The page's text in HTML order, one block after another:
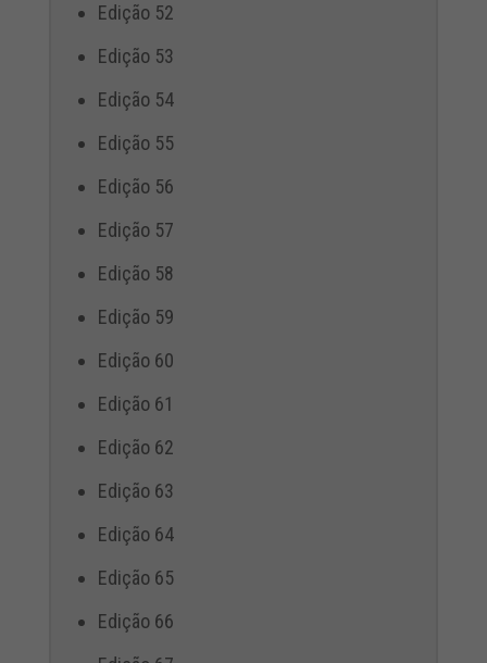
Edição 52
Edição 53
Edição 54
Edição 55
Edição 56
Edição 57
Edição 58
Edição 59
Edição 60
Edição 61
Edição 62
Edição 63
Edição 64
Edição 65
Edição 66